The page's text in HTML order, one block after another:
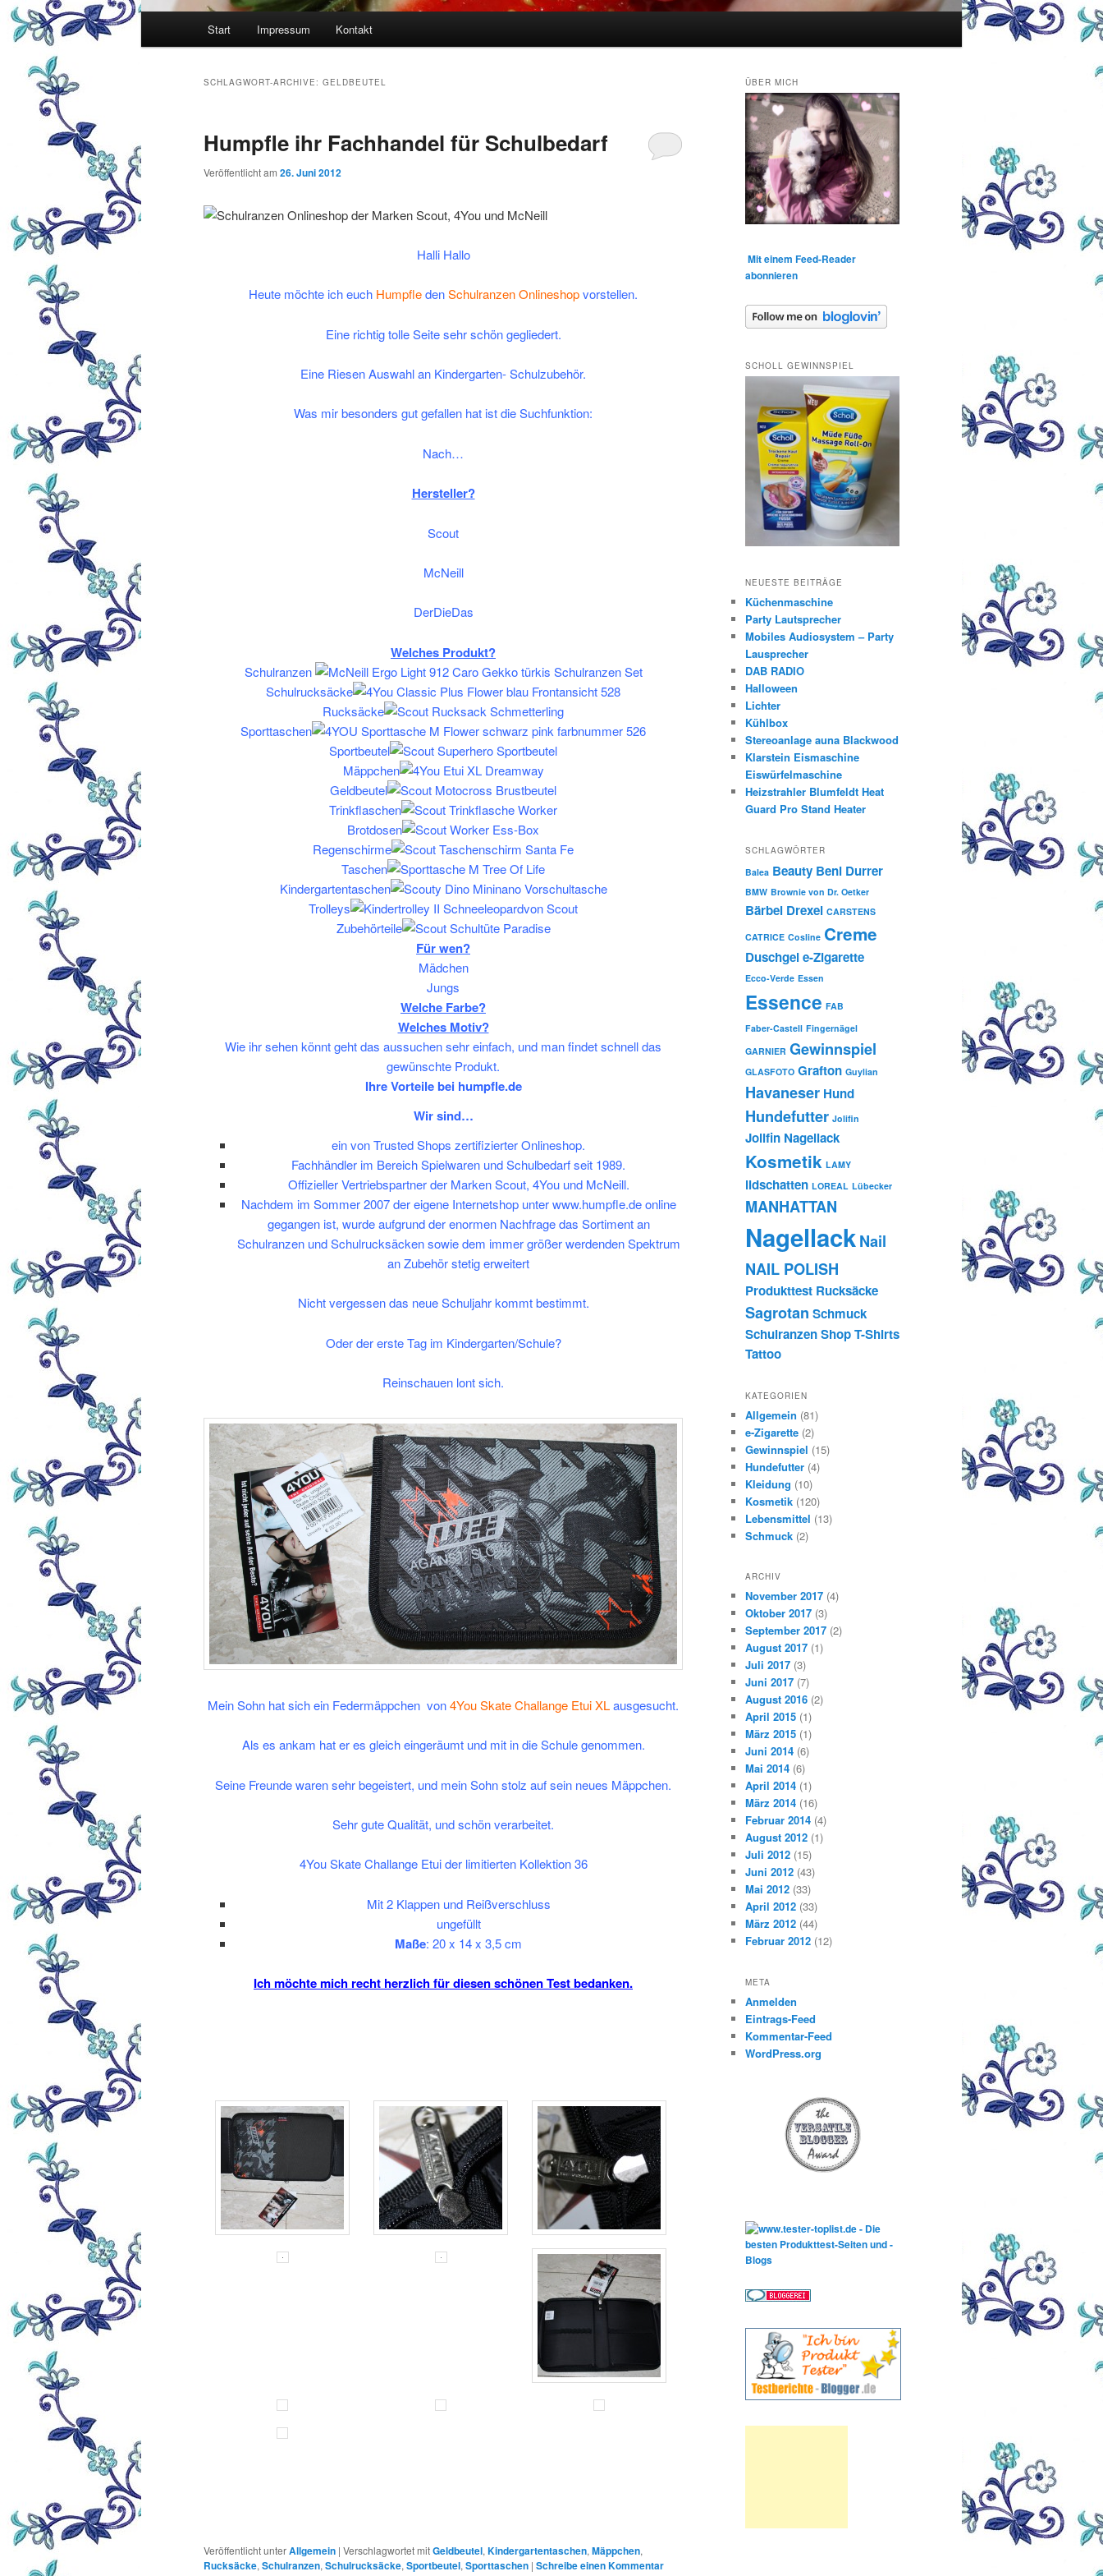
Start Impressum Kontakt
SCHLAGWORT-ARCHIVE: GELDBEUTEL
Humpfle ihr Fachhandel für Schulbedarf
Veröffentlicht am 26. Juni 2012
Halli Hallo
Heute möchte ich euch HumpfledenSchulranzen Onlineshopvorstellen.
Eine richtig tolle Seite sehr schön gegliedert.
Eine Riesen Auswahl an Kindergarten- Schulzubehör.
Was mir besonders gut gefallen hat ist die Suchfunktion:
Nach…
Hersteller?
Scout
McNeill
DerDieDas
Welches Produkt?
Schulranzen
Schulrucksäcke
Rucksäcke
Sporttaschen
Sportbeutel
Mäppchen
Geldbeutel
Trinkflaschen
Brotdosen
Regenschirme
Taschen
Kindergartentaschen
Trolleys
Zubehörteile
Für wen?
Mädchen
Jungs
Welche Farbe?
Welches Motiv?
Wie ihr sehen könnt geht das aussuchen sehr einfach, und man findet schnell das
gewünschte Produkt.
Ihre Vorteile bei humpfle.de
Wir sind…
ein von Trusted Shops zertifizierter Onlineshop.
Fachhändler im Bereich Spielwaren und Schulbedarf seit 1989.
Offizieller Vertriebspartner der Marken Scout, 4You und McNeill.
Nachdem im Sommer 2007 der eigene Internetshop unterwww.humpfle.deonline
gegangen ist, wurde aufgrund der enormen Nachfrage das Sortiment an
Schulranzen und Schulrucksäcken sowie dem immer größer werdenden Spektrum
an Zubehör stetig erweitert
Nicht vergessen das neue Schuljahr kommt bestimmt.
Oder der erste Tag im Kindergarten/Schule?
Reinschauen lont sich.
Mein Sohn hat sich ein Federmäppchen von4You Skate Challange Etui XLausgesucht.
Als es ankam hat er es gleich eingeräumt und mit in die Schule genommen.
Seine Freunde waren sehr begeistert, und mein Sohn stolz auf sein neues Mäppchen.
Sehr gute Qualität, und schön verarbeitet.
4You Skate Challange Etui der limitierten Kollektion 36
Mit 2 Klappen und Reißverschluss
ungefüllt
Maße: 20 x 14 x 3,5 cm
Ich möchte mich recht herzlich für diesen schönen Test bedanken.
Veröffentlicht unterAllgemein | Verschlagwortet mitGeldbeutel, Kindergartentaschen, Mäppchen,
Rucksäcke, Schulranzen, Schulrucksäcke, Sportbeutel, Sporttaschen | Schreibe einen Kommentar
ÜBER MICH
Mit einem Feed-Reader
abonnieren
SCHOLL GEWINNSPIEL
NEUESTE BEITRÄGE
Küchenmaschine
Party Lautsprecher
Mobiles Audiosystem – Party
Lausprecher
DAB RADIO
Halloween
Lichter
Kühlbox
Stereoanlage auna Blackwood
Klarstein Eismaschine
Eiswürfelmaschine
Heizstrahler Blumfeldt Heat
Guard Pro Stand Heater
SCHLAGWÖRTER
Balea Beauty Beni Durrer
BMW Brownie von Dr. Oetker
Bärbel Drexel CARSTENS
CATRICE Cosline Creme
Duschgele-Zigarette
Ecco-Verde Essen
Essence FAB
Faber-Castell Fingernägel
GARNIER Gewinnspiel
GLASFOTO Grafton Guylian
Havaneser Hund
Hundefutter Jolifin
Jolifin Nagellack
Kosmetik LAMY
lidschatten LOREAL Lübecker
MANHATTAN
NagellackNail
NAIL POLISH
Produkttest Rucksäcke
Sagrotan Schmuck
SchulranzenShopT-Shirts
Tattoo
KATEGORIEN
Allgemein (81)
e-Zigarette (2)
Gewinnspiel (15)
Hundefutter (4)
Kleidung (10)
Kosmetik (120)
Lebensmittel (13)
Schmuck (2)
ARCHIV
November 2017 (4)
Oktober 2017 (3)
September 2017 (2)
August 2017 (1)
Juli 2017 (3)
Juni 2017 (7)
August 2016 (2)
April 2015 (1)
März 2015 (1)
Juni 2014 (6)
Mai 2014 (6)
April 2014 (1)
März 2014 (16)
Februar 2014 (4)
August 2012 (1)
Juli 2012 (15)
Juni 2012 (43)
Mai 2012 (33)
April 2012 (33)
März 2012 (44)
Februar 2012 (12)
META
Anmelden
Eintrags-Feed
Kommentar-Feed
WordPress.org